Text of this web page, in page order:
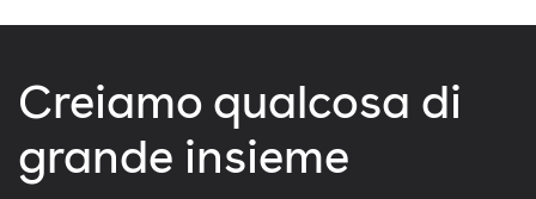
Creiamo qualcosa di
grande insieme